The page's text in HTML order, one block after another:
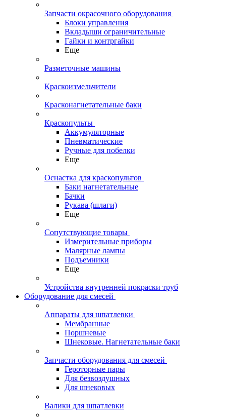
Запчасти окрасочного оборудования
Блоки управления
Вкладыши ограничительные
Гайки и контргайки
Еще
Разметочные машины
Краскоизмельчители
Красконагнетательные баки
Краскопульты
Аккумуляторные
Пневматические
Ручные для побелки
Еще
Оснастка для краскопультов
Баки нагнетательные
Бачки
Рукава (шлаги)
Еще
Сопутствующие товары
Измерительные приборы
Малярные лампы
Подъемники
Еще
Устройства внутренней покраски труб
Оборудование для смесей
Аппараты для шпатлевки
Мембранные
Поршневые
Шнековые. Нагнетательные баки
Запчасти оборудования для смесей
Героторные пары
Для безвоздушных
Для шнековых
Валики для шпатлевки